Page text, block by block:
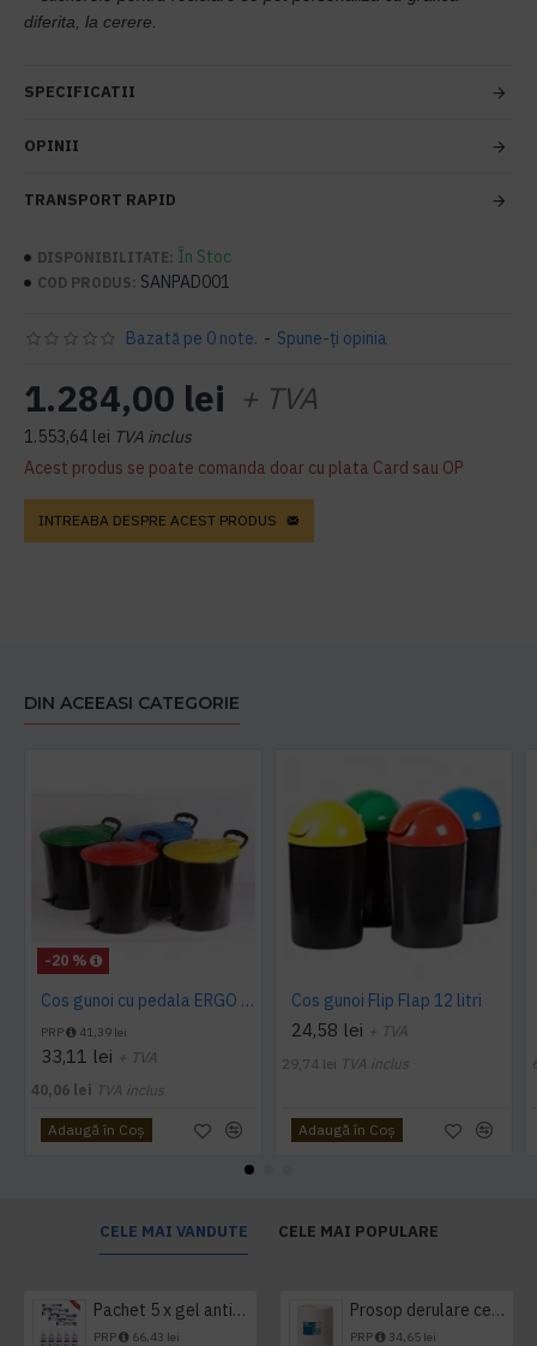
diferita, la cerere.
SPECIFICATII
OPINII
TRANSPORT RAPID
DISPONIBILITATE: În Stoc
COD PRODUS: SANPAD001
Bazată pe 0 note. - Spune-ţi opinia
1.284,00 lei + TVA
1.553,64 lei TVA inclus
Acest produs se poate comanda doar cu plata Card sau OP
INTREABA DESPRE ACEST PRODUS
DIN ACEEASI CATEGORIE
-20 %
Cos gunoi cu pedala ERGO - 10 litri
PRP 41,39 lei
33,11 lei + TVA
40,06 lei TVA inclus
Adaugă în Coş
Cos gunoi Flip Flap 12 litri
24,58 lei + TVA
29,74 lei TVA inclus
Adaugă în Coş
CELE MAI VANDUTE CELE MAI POPULARE
Pachet 5 x gel antibacterian 50ml si 3 x Servetele antibacteriene 48 buc Hygienium
PRP 66,43 lei
Prosop derulare centrala 1 pliu, 300 m Tork
PRP 34,65 lei